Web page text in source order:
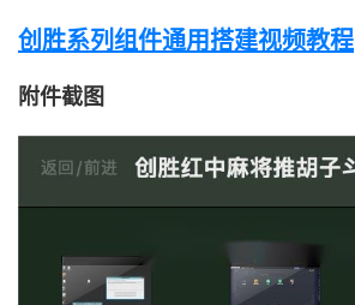
创胜系列组件通用搭建视频教程
附件截图